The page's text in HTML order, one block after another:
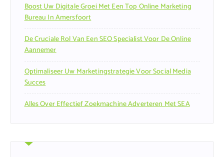
Boost Uw Digitale Groei Met Een Top Online Marketing
Bureau In Amersfoort
De Cruciale Rol Van Een SEO Specialist Voor De Online
Aannemer
Optimaliseer Uw Marketingstrategie Voor Social Media
Succes
Alles Over Effectief Zoekmachine Adverteren Met SEA